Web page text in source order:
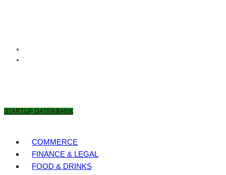
STARTUP DATENBANK
COMMERCE
FINANCE & LEGAL
FOOD & DRINKS